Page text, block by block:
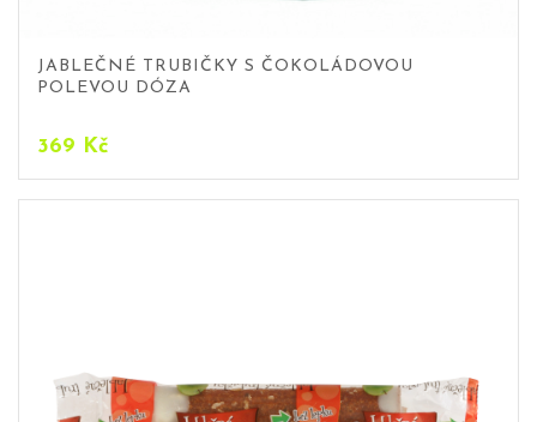
JABLEČNÉ TRUBIČKY S ČOKOLÁDOVOU
POLEVOU DÓZA
369 Kč